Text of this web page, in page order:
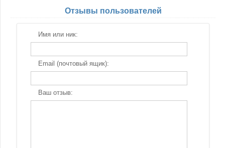
Отзывы пользователей
Имя или ник:
Email (почтовый ящик):
Ваш отзыв: